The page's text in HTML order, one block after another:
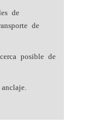
de
de
posible de